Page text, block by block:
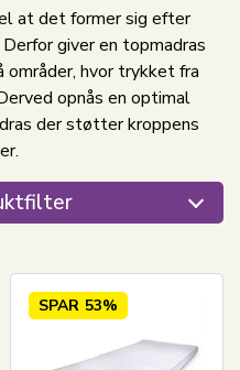
at det former sig efter
giver en topmadras
hvor trykket fra
opnås en optimal
der støtter kroppens
SPAR 53%